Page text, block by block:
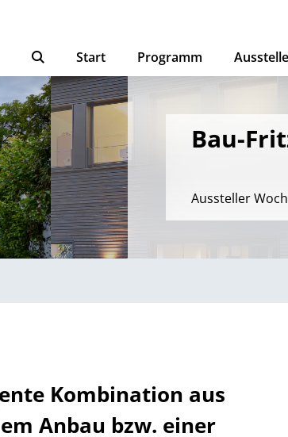
Start Programm
Bau-
Aussteller
Kombination aus
Anbau bzw. einer